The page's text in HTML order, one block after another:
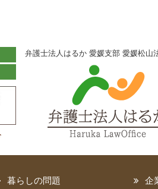
弁護士法人はるか 愛媛支部 愛媛松山
暮らしの問題 企